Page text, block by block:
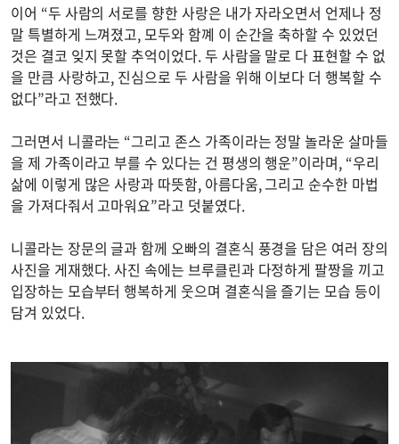
이어 “두 사람의 서로를 향한 사랑은 내가 자라오면서 언제나 정
말 특별하게 느껴졌고, 모두와 함꼐 이 순간을 축하할 수 있었던
것은 결코 잊지 못할 추억이었다. 두 사람을 말로 다 표현할 수 없
을 만큼 사랑하고, 진심으로 두 사람을 위해 이보다 더 행복할 수
없다”라고 전했다.
그러면서 니콜라는 “그리고 존스 가족이라는 정말 놀라운 살마들
을 제 가족이라고 부를 수 있다는 건 평생의 행운”이라며, “우리
삶에 이렇게 많은 사랑과 따뜻함, 아름다움, 그리고 순수한 마법
을 가져다줘서 고마워요”라고 덧붙였다.
니콜라는 장문의 글과 함께 오빠의 결혼식 풍경을 담은 여러 장의
사진을 게재했다. 사진 속에는 브루클린과 다정하게 팔짱을 끼고
입장하는 모습부터 행복하게 웃으며 결혼식을 즐기는 모습 등이
담겨 있었다.